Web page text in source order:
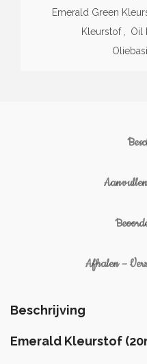
Emerald Green
Kleurstof
Oil
Afhalen –
Beschrijving
Emerald Kleurstof